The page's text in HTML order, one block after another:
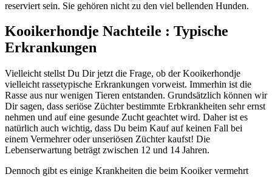
reserviert sein. Sie gehören nicht zu den viel bellenden Hunden.
Kooikerhondje Nachteile : Typische
Erkrankungen
Vielleicht stellst Du Dir jetzt die Frage, ob der Kooikerhondje
vielleicht rassetypische Erkrankungen vorweist. Immerhin ist die
Rasse aus nur wenigen Tieren entstanden. Grundsätzlich können wir
Dir sagen, dass seriöse Züchter bestimmte Erbkrankheiten sehr ernst
nehmen und auf eine gesunde Zucht geachtet wird. Daher ist es
natürlich auch wichtig, dass Du beim Kauf auf keinen Fall bei
einem Vermehrer oder unseriösen Züchter kaufst! Die
Lebenserwartung beträgt zwischen 12 und 14 Jahren.
Dennoch gibt es einige Krankheiten die beim Kooiker vermehrt